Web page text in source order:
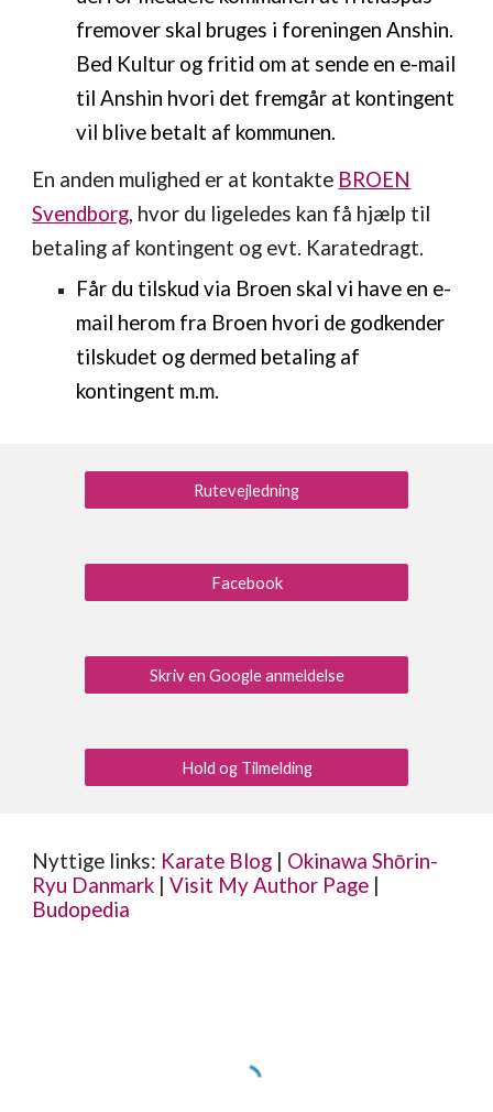
fremover skal bruges i foreningen Anshin.
Bed Kultur og fritid om at sende en e-mail
til Anshin hvori det fremgår at kontingent
vil blive betalt af kommunen.
En anden mulighed er at kontakte BROEN
Svendborg, hvor du ligeledes kan få hjælp til
betaling af kontingent og evt. Karatedragt.
Får du tilskud via Broen skal vi have en e-
mail herom fra Broen hvori de godkender
tilskudet og dermed betaling af
kontingent m.m.
Rutevejledning
Facebook
Skriv en Google anmeldelse
Hold og Tilmelding
Nyttige links: Karate Blog
Okinawa Shōrin-
Ryu Danmark
Visit My Author Page
Budopedia